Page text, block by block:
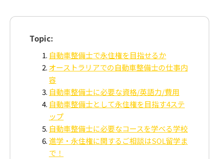
Topic:
自動車整備士で永住権を目指せるか
オーストラリアでの自動車整備士の仕事内
容
自動車整備士に必要な資格/英語力/費用
自動車整備士として永住権を目指す4ステ
ップ
自動車整備士に必要なコースを学べる学校
進学・永住権に関するご相談はSOL留学ま
で！